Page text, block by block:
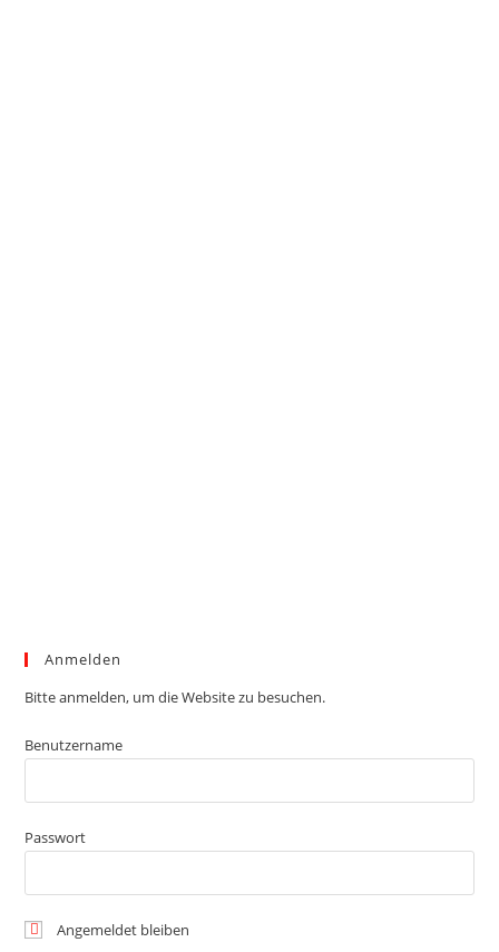
Anmelden
Bitte anmelden, um die Website zu besuchen.
Benutzername
Passwort
Angemeldet bleiben